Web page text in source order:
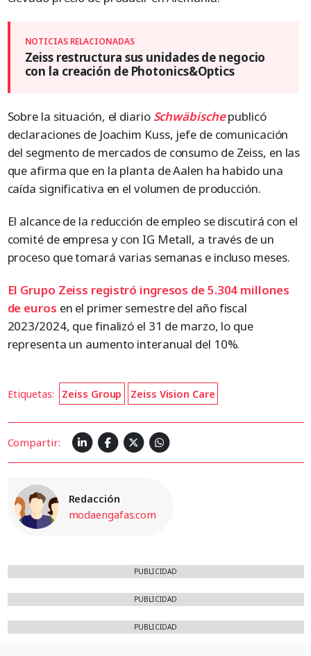
Zeiss restructura sus unidades de negocio
con la creación de Photonics&Optics
Sobre la situación, el diario Schwäbischepublicó
declaraciones de Joachim Kuss, jefe de comunicación
del segmento de mercados de consumo de Zeiss, en las
que afirma que en la planta de Aalen ha habido una
caída significativa en el volumen de producción.
El alcance de la reducción de empleo se discutirá con el
comité de empresa y con IG Metall, a través de un
proceso que tomará varias semanas e incluso meses.
El Grupo Zeiss registró ingresos de 5.304 millones
de euros en el primer semestre del año fiscal
2023/2024, que finalizó el 31 de marzo, lo que
representa un aumento interanual del 10%.
Etiquetas: Zeiss Group Zeiss Vision Care
Compartir:
Redacción
modaengafas.com
PUBLICIDAD
PUBLICIDAD
PUBLICIDAD